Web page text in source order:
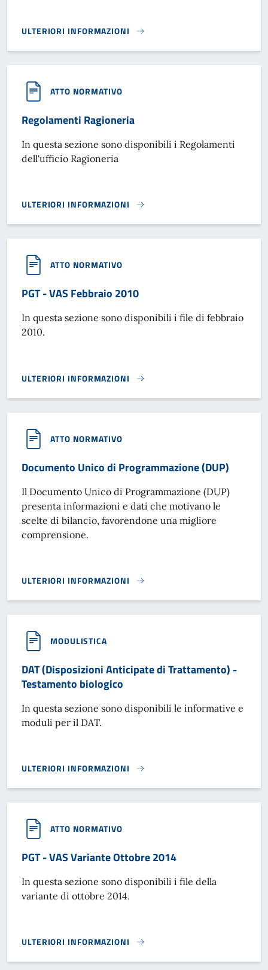
ULTERIORI INFORMAZIONI
REGOLAMENTO PRE E POST SCUOLA}
ATTO NORMATIVO
Regolamenti Ragioneria
In questa sezione sono disponibili i Regolamenti
dell'ufficio Ragioneria
ULTERIORI INFORMAZIONI
REGOLAMENTI RAGIONERIA}
ATTO NORMATIVO
PGT - VAS Febbraio 2010
In questa sezione sono disponibili i file di febbraio
2010.
ULTERIORI INFORMAZIONI
PGT - VAS FEBBRAIO 2010}
ATTO NORMATIVO
Documento Unico di Programmazione (DUP)
Il Documento Unico di Programmazione (DUP)
presenta informazioni e dati che motivano le
scelte di bilancio, favorendone una migliore
comprensione.
ULTERIORI INFORMAZIONI
DOCUMENTO UNICO DI PROGRAMMAZIONE (DUP)}
MODULISTICA
DAT (Disposizioni Anticipate di Trattamento) -
Testamento biologico
In questa sezione sono disponibili le informative e
moduli per il DAT.
ULTERIORI INFORMAZIONI
DAT (DISPOSIZIONI ANTICIPATE DI TRATTAMENTO) -
ATTO NORMATIVO
PGT - VAS Variante Ottobre 2014
In questa sezione sono disponibili i file della
variante di ottobre 2014.
ULTERIORI INFORMAZIONI
PGT - VAS VARIANTE OTTOBRE 2014}